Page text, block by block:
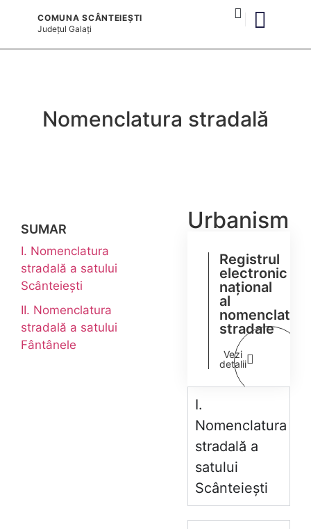
COMUNA SCÂNTEIEȘTI
JudețulGalați
Nomenclatura stradală
SUMAR
I. Nomenclatura
stradală a satului
Scânteiești
II. Nomenclatura
stradală a satului
Fântânele
Urbanism
Registrul
electronic
național
al
stradale
Vezi
detalii
I.
Nomenclatura
stradală a
satului
Scânteiești